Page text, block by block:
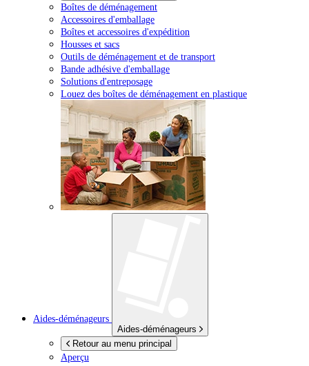
Boîtes de déménagement
Accessoires d'emballage
Boîtes et accessoires d'expédition
Housses et sacs
Outils de déménagement et de transport
Bande adhésive d'emballage
Solutions d'entreposage
Louez des boîtes de déménagement en plastique
Aides-déménageurs
Aides-déménageurs
Retour au menu principal
Aperçu